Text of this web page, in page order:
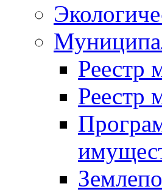
Реестр
Реестр